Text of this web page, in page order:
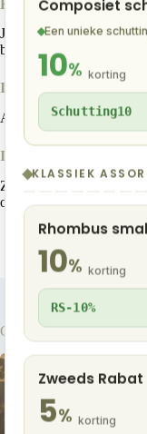
Composiet
Een unieke
10% korting
Schutting10
KLASSIEK
Rhombus smal
10% korting
RS-10%
Zweeds Rabat
5% korting
Kan ik samples
Ja, gratis via onze
beoordelen.
Is het geschikt rond
Absoluut. Slipvast,
Is NewDeck duurzamer
Zeker. Geen kap van
oliën of lak, en een
Gerelateerde berichten